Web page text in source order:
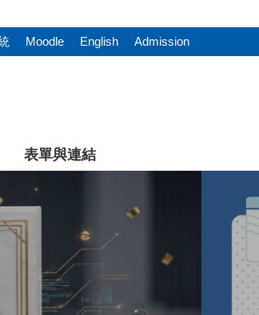
Moodle English Admission
表單與連結